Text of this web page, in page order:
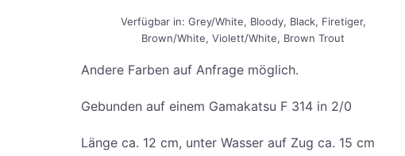
Ver­füg­bar in: Grey/White, Bloo­dy, Black, Fire­ti­ger,
Brown/White, Violett/White, Brown Trout
Ande­re Far­ben auf Anfra­ge möglich.
Gebun­den auf einem Gama­kat­su F 314 in 2/0
Län­ge ca. 12 cm, unter Was­ser auf Zug ca. 15 cm